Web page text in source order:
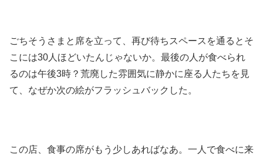
ごちそうさまと席を立って、再び待ちスペースを通るとそ
こには30人ほどいたんじゃないか。最後の人が食べられ
るのは午後3時？荒廃した雰囲気に静かに座る人たちを見
て、なぜか次の絵がフラッシュバックした。
この店、食事の席がもう少しあればなあ。一人で食べに来